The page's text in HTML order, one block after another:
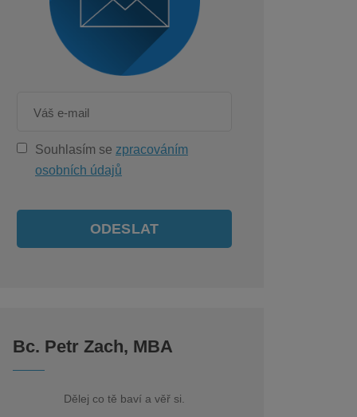
Souhlasím se zpracováním
osobních údajů
ODESLAT
Bc. Petr Zach, MBA
Dělej co tě baví a věř si.